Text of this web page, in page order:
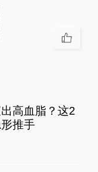
高血脂？这2
推手